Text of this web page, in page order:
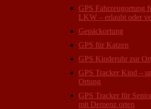
GPS Fahrzeugortung
LKW – erlaubt oder
Gepäckortung
GPS für Katzen
GPS Kinderuhr zur
GPS Tracker Kind –
Ortung
GPS Tracker für
mit Demenz orten